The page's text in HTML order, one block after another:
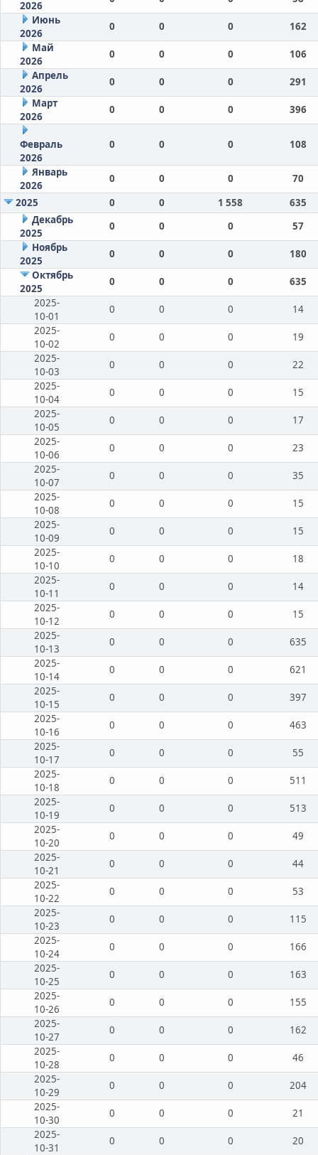
2026
Июнь
2026
0 0 0
162
Май
2026
0 0 0
106
Апрель
2026
0 0 0
291
Март
2026
0 0 0 396
Февраль
2026
0 0 0 108
Январь
2026
0 0 0
70
2025
0 0 1 558
635
Декабрь
2025
0 0 0
57
Ноябрь
2025
0 0 0
180
Октябрь
2025
0 0 0
635
2025-
10-01
0 0 0
14
2025-
10-02
0 0 0
19
2025-
10-03
0 0 0
22
2025-
10-04
0 0 0
15
2025-
10-05
0 0 0
17
2025-
10-06
0 0 0
23
2025-
10-07
0 0 0
35
2025-
10-08
0 0 0
15
2025-
10-09
0 0 0
15
2025-
10-10
0 0 0
18
2025-
10-11
0 0 0
14
2025-
10-12
0 0 0
15
2025-
10-13
0 0 0
635
2025-
10-14
0 0 0
621
2025-
10-15
0 0 0
397
2025-
10-16
0 0 0
463
2025-
10-17
0 0 0
55
2025-
10-18
0 0 0
511
2025-
10-19
0 0 0
513
2025-
10-20
0 0 0
49
2025-
10-21
0 0 0
44
2025-
10-22
0 0 0
53
2025-
10-23
0 0 0
115
2025-
10-24
0 0 0
166
2025-
10-25
0 0 0
163
2025-
10-26
0 0 0
155
2025-
10-27
0 0 0
162
2025-
10-28
0 0 0
46
2025-
10-29
0 0 0
204
2025-
10-30
0 0 0
21
2025-
10-31
0 0 0 20